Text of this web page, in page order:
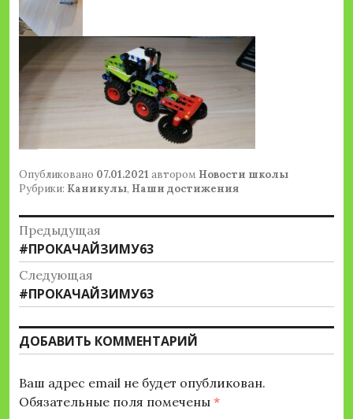
Опубликовано 07.01.2021 автором Новости школы
Рубрики: Каникулы, Наши достижения
Навигация
по
записям
Предыдущая
Предыдущая
запись:
#ПРОКАЧАЙЗИМУ63
Следующая
Следующая
запись:
#ПРОКАЧАЙЗИМУ63
ДОБАВИТЬ КОММЕНТАРИЙ
Ваш адрес email не будет опубликован.
Обязательные поля помечены *